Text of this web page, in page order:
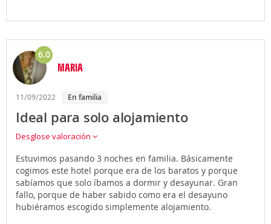
6.0
MARIA
11/09/2022 En familia
Ideal para solo alojamiento
Desglose valoración
Estuvimos pasando 3 noches en familia. Básicamente
cogimos este hotel porque era de los baratos y porque
sabíamos que solo íbamos a dormir y desayunar. Gran
fallo, porque de haber sabido como era el desayuno
hubiéramos escogido simplemente alojamiento.